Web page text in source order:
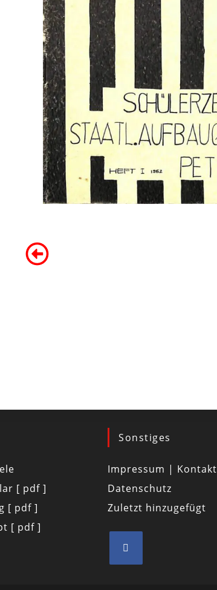
[ pdf ]
[ pdf ]
[ pdf ]
Sonstiges
Impressum | Kontakt
Datenschutz
Zuletzt hinzugefügt